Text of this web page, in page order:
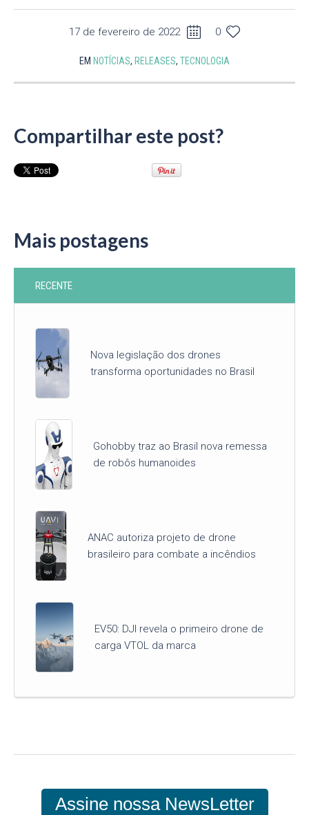
17 de fevereiro de 2022 0
EM NOTÍCIAS, RELEASES, TECNOLOGIA
Compartilhar este post?
Mais postagens
RECENTE
Nova legislação dos drones
transforma oportunidades no Brasil
Gohobby traz ao Brasil nova remessa
de robôs humanoides
ANAC autoriza projeto de drone
brasileiro para combate a incêndios
EV50: DJI revela o primeiro drone de
carga VTOL da marca
Assine nossa NewsLetter